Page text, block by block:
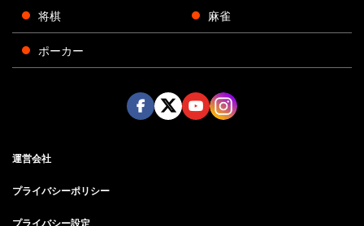
将棋 麻雀
ポーカー
運営会社
プライバシーポリシー
プライバシー設定